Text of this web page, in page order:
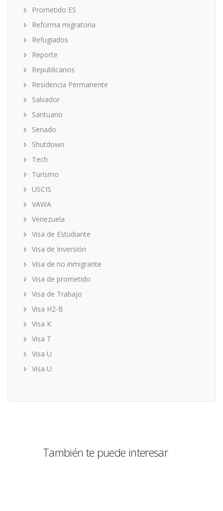
Prometido ES
Reforma migratoria
Refugiados
Reporte
Republicanos
Residencia Permanente
Salvador
Santuario
Senado
Shutdown
Tech
Turismo
USCIS
VAWA
Venezuela
Visa de Estudiante
Visa de Inversión
Visa de no inmigrante
Visa de prometido
Visa de Trabajo
Visa H2-B
Visa K
Visa T
Visa U
Visa U
También te puede interesar